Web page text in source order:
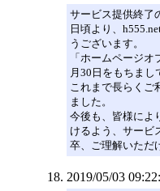
サービス提供終了
日頃より、
うございます。
「ホームページ
月30日をもちまし
これまで長らくご
ました。
今後も、皆様によ
けるよう、サービ
卒、ご理解いただ
2019/05/03